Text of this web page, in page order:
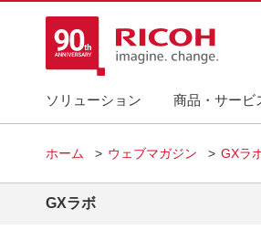
ソリューション 商品・サービ
ホーム ウェブマガジン GXラ
GXラボ